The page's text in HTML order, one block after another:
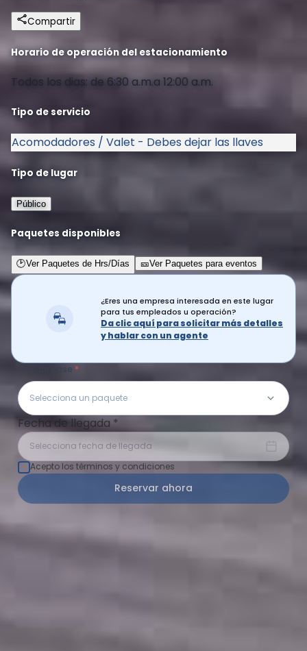
Compartir
Horario de operación del estacionamiento
Todos los dias: de 6:30 a.m.a 12:00 a.m.
Tipo de servicio
Acomodadores / Valet - Debes dejar las llaves
Tipo de lugar
Público
Paquetes disponibles
🕑Ver Paquetes de Hrs/Días 🎫Ver Paquetes para eventos
¿Eres una empresa interesada en este lugar
para tus empleados u operación?
Da clic aquí para solicitar más detalles
y hablar con un agente
Tipo de pase
Selecciona un paquete
Fecha de llegada*
Selecciona fecha de llegada
Acepto los términos y condiciones
Reservar ahora